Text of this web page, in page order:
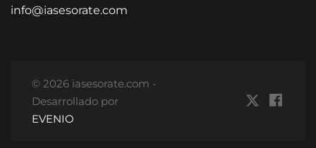
info@iasesorate.com
© 2026 iasesorate.com -
Desarrollado por
EVENIO